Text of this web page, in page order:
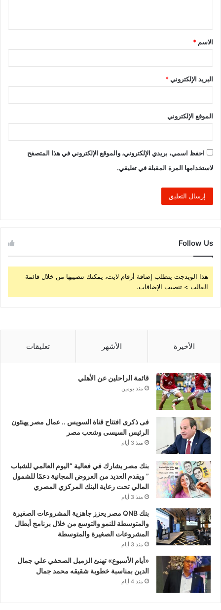
ق
*
الاسم *
البريد الإلكتروني*
الموقع الإلكتروني
احفظ اسمي، بريدي الإلكتروني، والموقع الإلكتروني في هذا المتصفح
لاستخدامها المرة المقبلة في تعليقي.
Follow Us
هذا الويدجت يتطلب إضافة أرقام لايت، يمكنك تنصيبها من خلال قائمة
القالب > تنصيب الإضافات.
الأخيرة الأشهر تعليقات
قائمة الراحلين عن الأهلي
منذ يومين
فى ذكرى افتتاح قناة السويس .. عمال مصر يهنئون
الرئيس السيسى وشعب مصر
منذ 3 أيام
بنك مصر يشارك في فعالية “اليوم العالمي للشباب
” ويقدم العديد من العروض المجانية دعمًا للشمول
المالي تحت رعاية البنك المركزي المصري
منذ 3 أيام
بنك QNB مصر يعزز جاهزية المشروعات الصغيرة
والمتوسطة للنمو والتوسع من خلال برنامج أبطال
المشروعات الصغيرة والمتوسطة
منذ 3 أيام
«أيام الأسبوع» تهنئ الزميل الصحفي علي جمال
الدين بمناسبة خطوبة شقيقه محمد جمال
منذ 4 أيام